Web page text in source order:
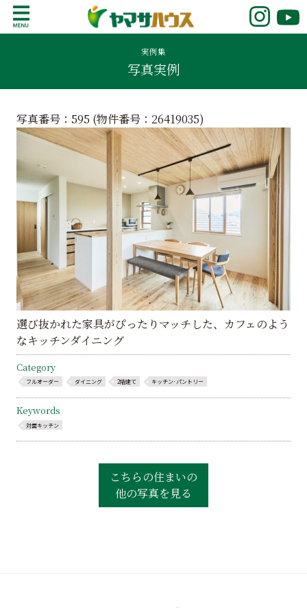
o
鹿児島で注文住宅ならヤマサハウス
新築の注文住宅や建売モデルハウスをお探し
の方はこちら。鹿児島県内で11年連続ナンバ
ーワンの実績を誇る、絆の家でおなじみの
ヤマサハウス。展示場情報や家づくりのこだ
実例集
写真実例
写真番号：595 (物件番号： 26419035)
選び抜かれた家具がぴったりマッチした、カフェのよう
なキッチンダイニング
Category
フルオーダー ダイニング 2階建て キッチン･パントリー
Keywords
対面キッチン
こちらの住まいの
他の写真を見る